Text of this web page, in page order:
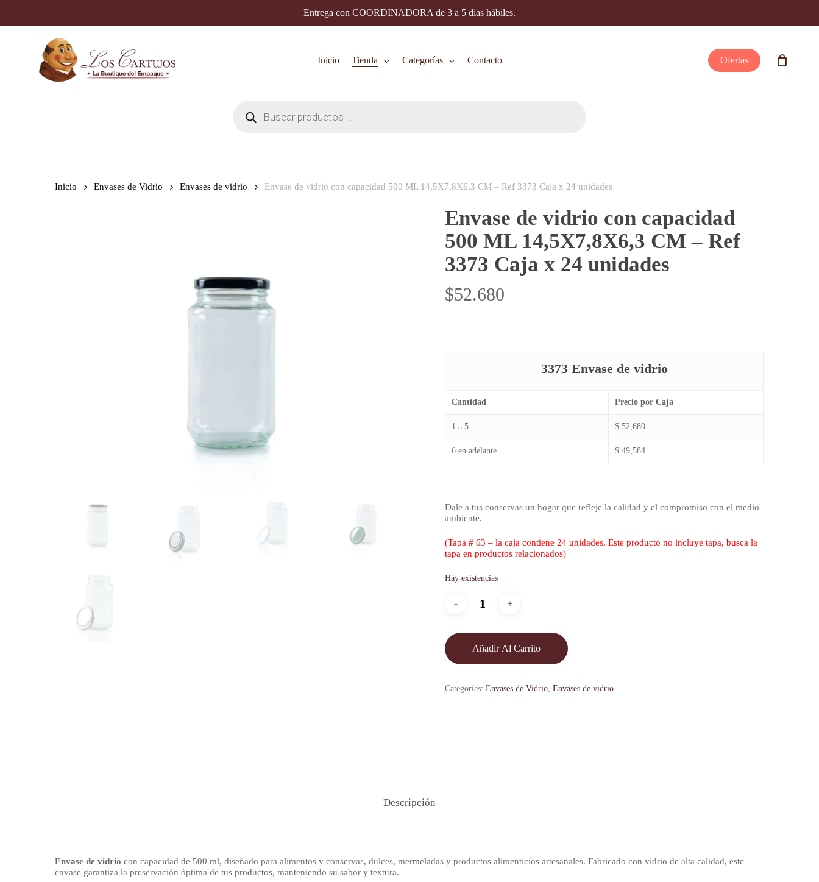
main
Entrega con COORDINADORA de 3 a 5 días hábiles.
Inicio Tienda Categorías Contacto Ofertas
productos
Inicio Envases de Vidrio Envases de vidrio Envase de vidrio con capacidad 500 ML 14,5X7,8X6,3 CM – Ref 3373 Caja x 24 unidades
Envase de vidrio con capacidad
500 ML 14,5X7,8X6,3 CM – Ref
3373 Caja x 24 unidades
$52.680
3373 Envase de vidrio
Cantidad Precio por Caja
1 a 5 $ 52,680
6 en adelante $ 49,584
Dale a tus conservas un hogar que refleje la calidad y el compromiso con el medio
ambiente.
(Tapa # 63 – la caja contiene 24 unidades, Este producto no incluye tapa, busca la
tapa en productos relacionados)
Hay existencias
Añadir Al Carrito
Categorías:Envases de Vidrio ,Envases de vidrio
Descripción
Envase de vidrio con capacidad de 500 ml, diseñado para alimentos y conservas, dulces, mermeladas y productos alimenticios artesanales. Fabricado con vidrio de alta calidad, este
envase garantiza la preservación óptima de tus productos, manteniendo su sabor y textura.